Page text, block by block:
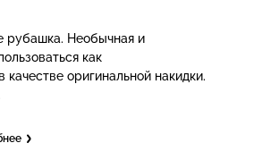
рубашка. Необычная и
как
оригинальной накидки.